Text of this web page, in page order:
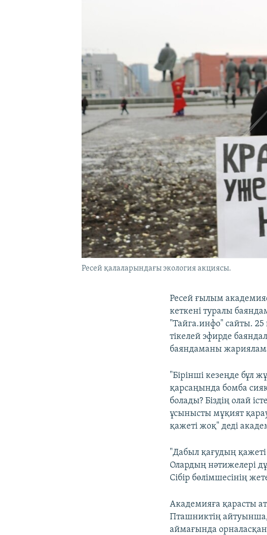
Ресей қалаларындағы экология акциясы.
Ресей ғылым
кеткені туралы
"Тайга.инфо" сайты.
тікелей эфирде
баяндаманы
"Бірінші кезеңде бұл
қарсаңында бомба
болады? Біздің олай
ұсынысты мұқият
қажеті жоқ" деді
"Дабыл қағудың
Олардың нәтижелері
Сібір бөлімшесінің
Академияға қарасты
Пташниктің айтуынша,
аймағында